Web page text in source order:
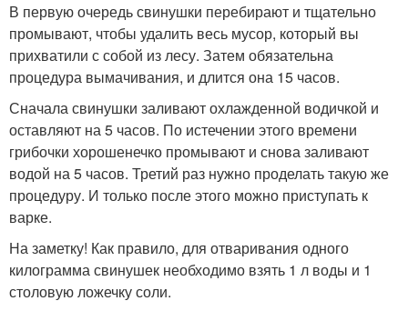
В первую очередь свинушки перебирают и тщательно
промывают, чтобы удалить весь мусор, который вы
прихватили с собой из лесу. Затем обязательна
процедура вымачивания, и длится она 15 часов.
Сначала свинушки заливают охлажденной водичкой и
оставляют на 5 часов. По истечении этого времени
грибочки хорошенечко промывают и снова заливают
водой на 5 часов. Третий раз нужно проделать такую же
процедуру. И только после этого можно приступать к
варке.
На заметку! Как правило, для отваривания одного
килограмма свинушек необходимо взять 1 л воды и 1
столовую ложечку соли.